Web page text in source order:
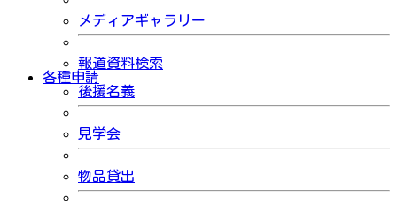
メディアギャラリー
報道資料検索
各種申請
後援名義
見学会
物品貸出